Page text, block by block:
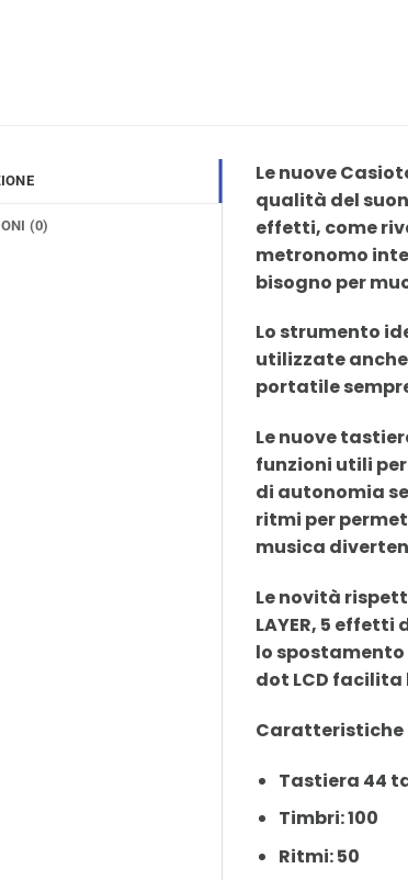
(0)
Le nuove
qualità del
effetti, come
metronomo
bisogno per
Lo strumento
utilizzate
portatile
Le nuove
funzioni utili per
di autonomia
ritmi per
musica
Lenovità
LAYER, 5
lo spostamento
dot LCD facilita
Caratteristiche
Tastiera 44
Timbri: 100
Ritmi: 50